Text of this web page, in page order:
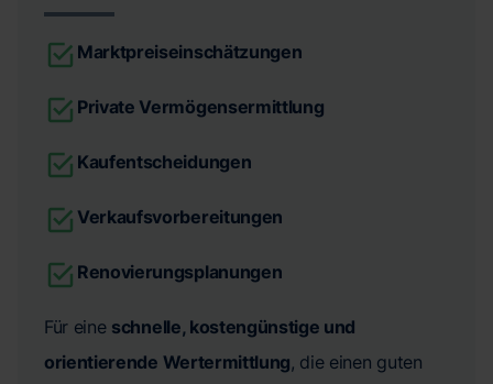
Marktpreiseinschätzungen
Private Vermögensermittlung
Kaufentscheidungen
Verkaufsvorbereitungen
Renovierungsplanungen
Für eine schnelle, kostengünstige und
orientierende Wertermittlung, die einen guten